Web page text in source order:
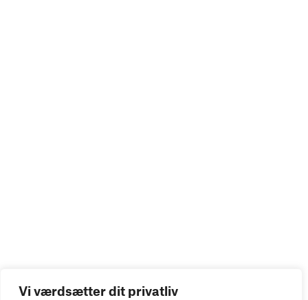
Vi værdsætter dit privatliv